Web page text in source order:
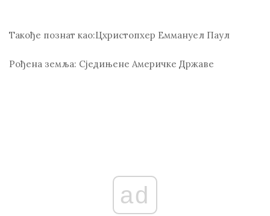
Такође познат као:Цхристопхер Еммануел Паул
Рођена земља: Сједињене Америчке Државе
ad